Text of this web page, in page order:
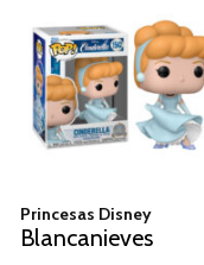
Princesas Disney
Blancanieves